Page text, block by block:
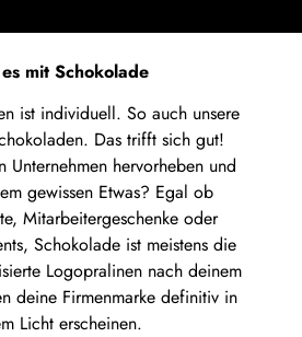
mit Schokolade
ist individuell. So auch unsere
Das trifft sich gut!
Unternehmen hervorheben und
gewissen Etwas? Egal ob
Mitarbeitergeschenke oder
Schokolade ist meistens die
Logopralinen nach deinem
deine Firmenmarke definitiv in
Licht erscheinen.